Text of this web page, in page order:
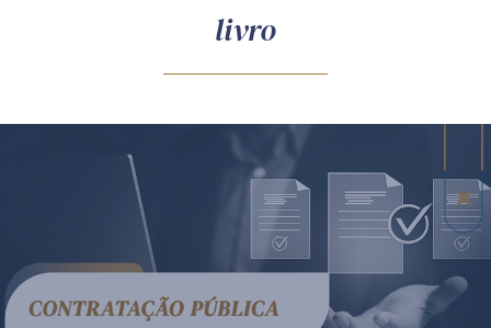
A Zênite
Como publicar conosco
Contato
Termos de uso
Política de Privacidade
Guia de Direitos dos Titulares de Dados
Encarregado (contato)
livro